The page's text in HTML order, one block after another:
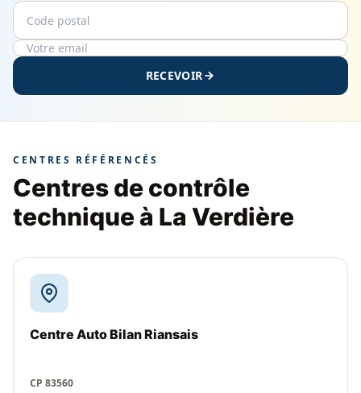
Code postal
Email
RECEVOIR
CENTRES RÉFÉRENCÉS
Centres de contrôle
technique à La Verdière
Centre Auto Bilan Riansais
CP 83560